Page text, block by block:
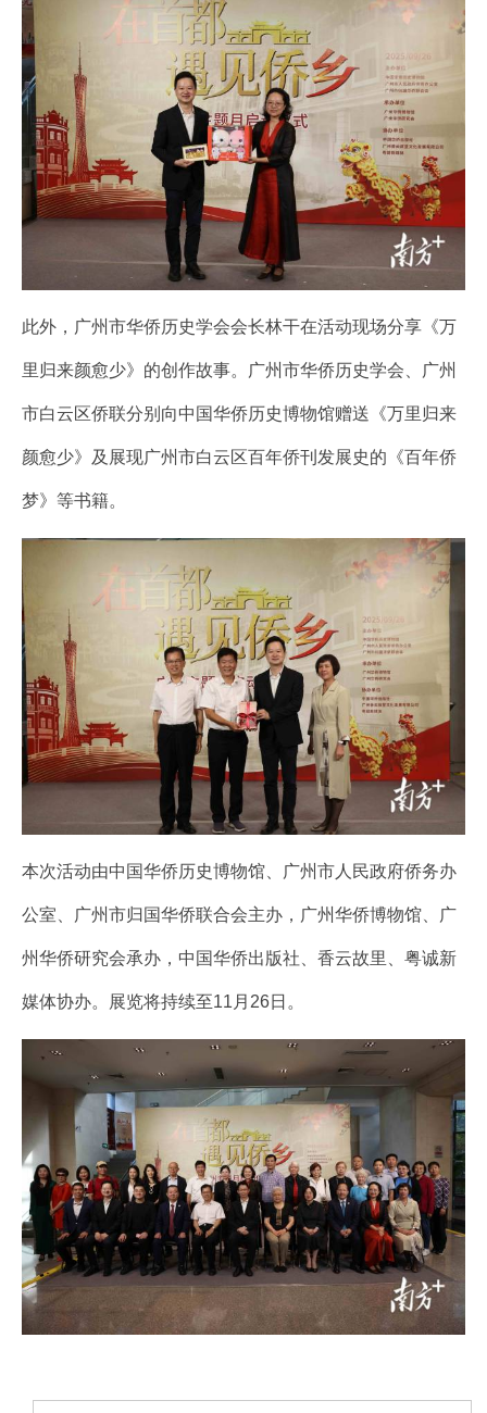
此外，广州市华侨历史学会会长林干在活动现场分享《万
里归来颜愈少》的创作故事。广州市华侨历史学会、广州
市白云区侨联分别向中国华侨历史博物馆赠送《万里归来
颜愈少》及展现广州市白云区百年侨刊发展史的《百年侨
梦》等书籍。
本次活动由中国华侨历史博物馆、广州市人民政府侨务办
公室、广州市归国华侨联合会主办，广州华侨博物馆、广
州华侨研究会承办，中国华侨出版社、香云故里、粤诚新
媒体协办。展览将持续至11月26日。